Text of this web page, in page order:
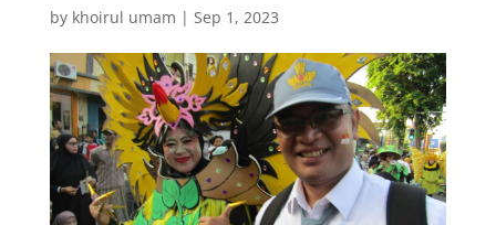
by khoirul umam | Sep 1, 2023